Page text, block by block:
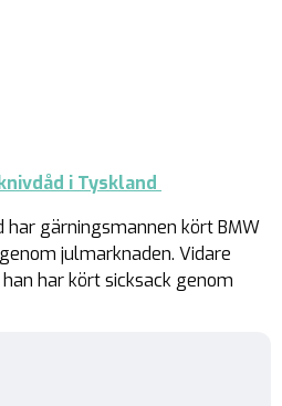
i Tyskland
har gärningsmannen kört BMW
julmarknaden. Vidare
har kört sicksack genom